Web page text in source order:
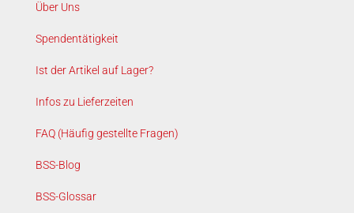
Über Uns
Spendentätigkeit
Ist der Artikel auf Lager?
Infos zu Lieferzeiten
FAQ (Häufig gestellte Fragen)
BSS-Blog
BSS-Glossar